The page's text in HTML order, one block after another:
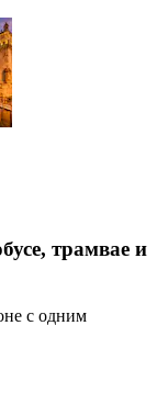
трамвае и
с одним